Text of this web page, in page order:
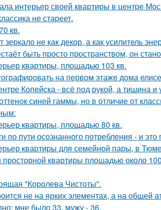
интерьер своей квартиры в центре
не стареет.
кв.
зеркало не как декор, а как усилитель
быть просто пространством, он
квартиры, площадью 103 кв.
на первом этаже дома
Копейска - всё под рукой, а тишина и
синей гаммы, но в отличие от
квартиры, площадью 80 кв.
по пути осознанного потребления - и это
квартиры для семейной пары, в
просторной квартиры площадью около
"Королева Чистоты".
не на ярких элементах, а на общей
мне было 33, мужу - 36.